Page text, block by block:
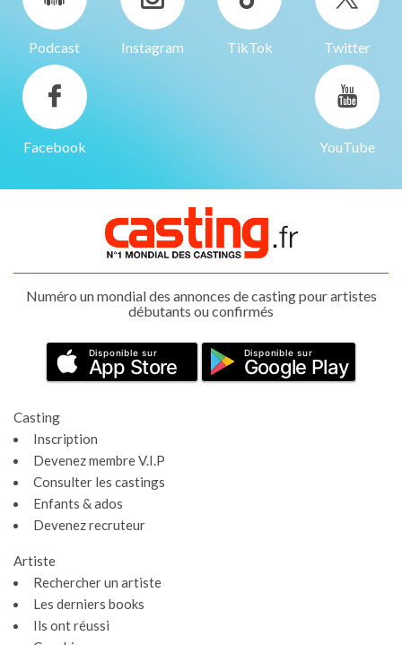
Podcast Instagram TikTok Twitter
Facebook YouTube
Numéro un mondial des annonces de casting pour artistes
débutants ou confirmés
Disponible sur
App Store
Disponible sur
Google Play
Casting
Inscription
Devenez membre V.I.P
Consulter les castings
Enfants & ados
Devenez recruteur
Artiste
Rechercher un artiste
Les derniers books
Ils ont réussi